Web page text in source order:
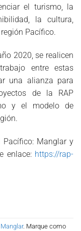
el turismo, la
la cultura,
Pacífico.
2020, se realicen
entre estas
una alianza para
de la RAP
y el modelo de
Pacífico: Manglar y
enlace: https://rap-
Manglar. Marque como